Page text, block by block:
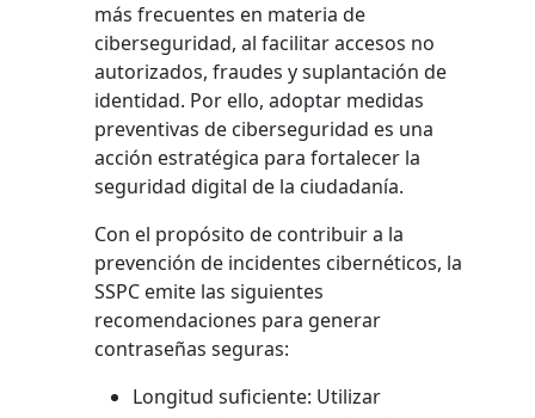
más frecuentes en materia de
ciberseguridad, al facilitar accesos no
autorizados, fraudes y suplantación de
identidad. Por ello, adoptar medidas
preventivas de ciberseguridad es una
acción estratégica para fortalecer la
seguridad digital de la ciudadanía.
Con el propósito de contribuir a la
prevención de incidentes cibernéticos, la
SSPC emite las siguientes
recomendaciones para generar
contraseñas seguras:
Longitud suficiente: Utilizar